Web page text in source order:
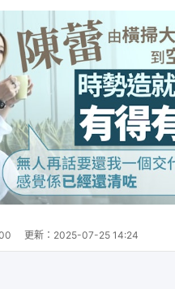
更新： 2025-07-25 14:24